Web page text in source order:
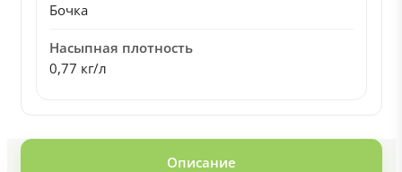
Бочка
Насыпная плотность
0,77 кг/л
Описание